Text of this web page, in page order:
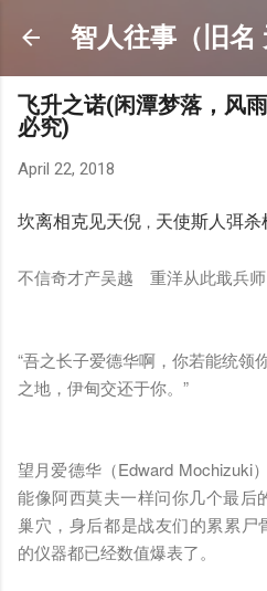
Skip to
智人往事（旧名
飞升之诺(闲潭梦落，风
必究)
April 22, 2018
坎离相克见天倪 ， 天使斯人弭杀
不信奇才产吴越 重洋从此戢兵师
“吾之长子爱德华啊，你若能统领
之地，伊甸交还于你。”
望月爱德华（Edward Mochizuki
能像阿西莫夫一样问你几个最后
巢穴，身后都是战友们的累累尸
的仪器都已经数值爆表了。